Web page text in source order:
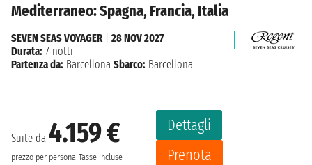
Mediterraneo: Spagna, Francia, Italia
Suite da 4.159 €
prezzo per persona Tasse incluse
Dettagli
Prenota
SEVEN SEAS VOYAGER
28 NOV 2027
Durata: 7 notti
Partenza da: Barcellona Sbarco: Barcellona